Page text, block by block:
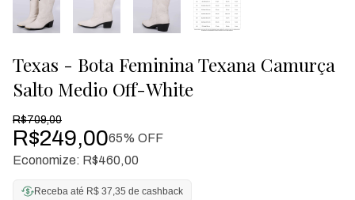
Texas - Bota Feminina Texana Camurça
Salto Medio Off-White
R$709,00
R$249,0065% OFF
Economize: R$460,00
Receba até R$ 37,35 de cashback